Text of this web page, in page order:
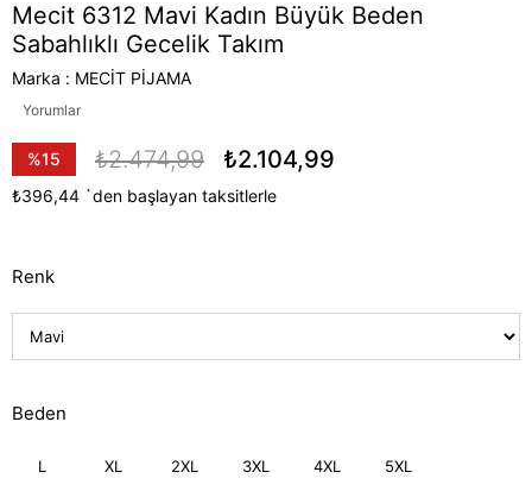
Mecit 6312 Mavi Kadın Büyük Beden
Sabahlıklı Gecelik Takım
Marka : MECİT PİJAMA
Yorumlar
%15
İndirim
₺2.474,99 ₺2.104,99
₺396,44 `den başlayan taksitlerle
Renk
Beden
L XL 2XL 3XL 4XL 5XL